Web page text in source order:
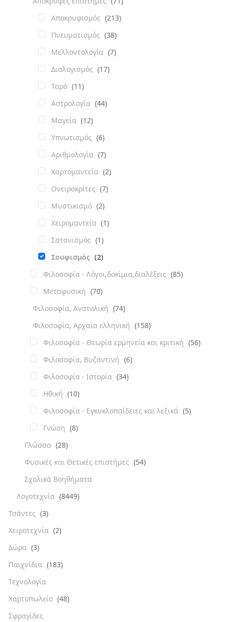
Αποκρυφισμός (213)
Πνευματισμός (38)
Μελλοντολογία (7)
Διαλογισμός (17)
Ταρό (11)
Αστρολογία (44)
Μαγεία (12)
Υπνωτισμός (6)
Αριθμολογία (7)
Χαρτομαντεία (2)
Ονειροκρίτες (7)
Μυστικισμό (2)
Χειρομαντεία (1)
Σατανισμός (1)
Σουφισμός (2)
Φιλοσοφία - Λόγοι,δοκίμια,διαλέξεις (85)
Μεταφυσική (70)
Φιλοσοφία, Ανατολική (74)
Φιλοσοφία, Αρχαία ελληνική (158)
Φιλοσοφία - Θεωρία ερμηνεία και κριτική (56)
Φιλοσοφία, Βυζαντινή (6)
Φιλοσοφία - Ιστορία (34)
Ηθική (10)
Φιλοσοφία - Εγκυκλοπαίδειες και λεξικά (5)
Γνώση (8)
Γλώσσα (28)
Φυσικές και Θετικές επιστήμες (54)
Σχολικά Βοηθήματα
Λογοτεχνία (8449)
Τσάντες (3)
Χειροτεχνία (2)
Δώρα (3)
Παιχνίδια (183)
Τεχνολογία
Χαρτοπωλείο (48)
Σφραγίδες